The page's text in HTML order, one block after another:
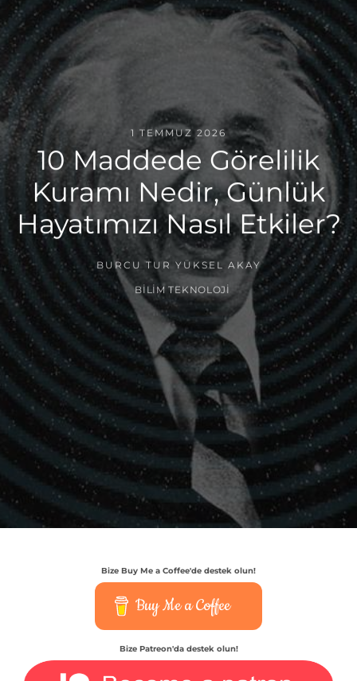
1 TEMMUZ 2026
10 Maddede Görelilik
Kuramı Nedir, Günlük
Hayatımızı Nasıl Etkiler?
BURCU TUR YÜKSEL AKAY
BILIM TEKNOLOJI
Bize Buy Me a Coffee'de destek olun!
Buy Me a Coffee
Bize Patreon'da destek olun!